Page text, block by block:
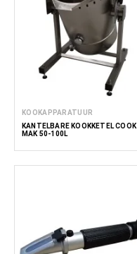
KOOKAPPARATUUR
KANTELBARE KOOKKETEL COOK
MAK 50-100L